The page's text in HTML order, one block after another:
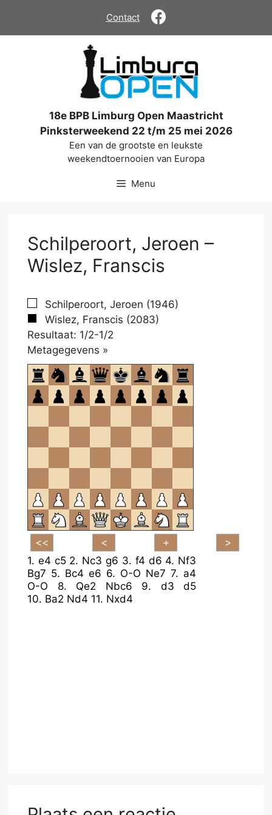
de
Contact
18e BPB Limburg Open Maastricht
Pinksterweekend 22 t/m 25 mei 2026
Een van de grootste en leukste
weekendtoernooien van Europa
Menu
Schilperoort, Jeroen –
Wislez, Franscis
Schilperoort, Jeroen (1946)
Wislez, Franscis (2083)
Resultaat: 1/2-1/2
Metagegevens »
om
te
openen.
1. e4 c5 2. Nc3 g6 3. f4 d6 4. Nf3
Bg7 5. Bc4 e6 6. O-O Ne7 7. a4
O-O
8. Qe2 Nbc6 9. d3
d5
10. Ba2 Nd4 11. Nxd4